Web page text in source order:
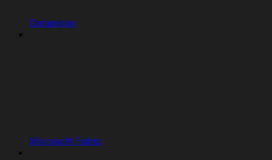
Databricks
Microsoft Fabric